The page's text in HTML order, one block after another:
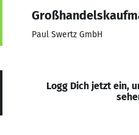
Paul Swertz GmbH
Logg Dich jetzt ein,